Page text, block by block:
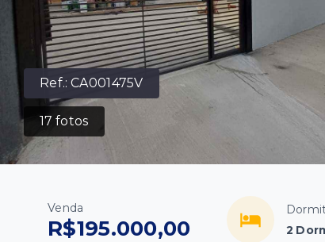
Ref.:CA001475V
17 fotos
Venda
R$195.000,00
2